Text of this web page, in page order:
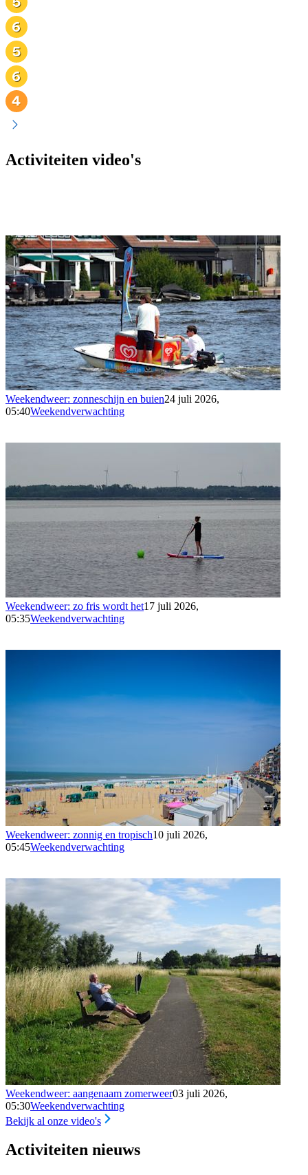
Activiteiten video's
Weekendweer: zonneschijn en buien24 juli 2026,
05:40Weekendverwachting
Weekendweer: zo fris wordt het17 juli 2026,
05:35Weekendverwachting
Weekendweer: zonnig en tropisch10 juli 2026,
05:45Weekendverwachting
Weekendweer: aangenaam zomerweer03 juli 2026,
05:30Weekendverwachting
Bekijk al onze video's
Activiteiten nieuws